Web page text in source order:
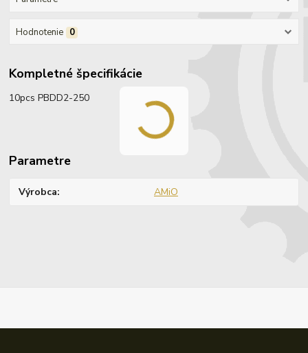
Hodnotenie 0
Kompletné špecifikácie
10pcs PBDD2-250
Parametre
Výrobca AMiO